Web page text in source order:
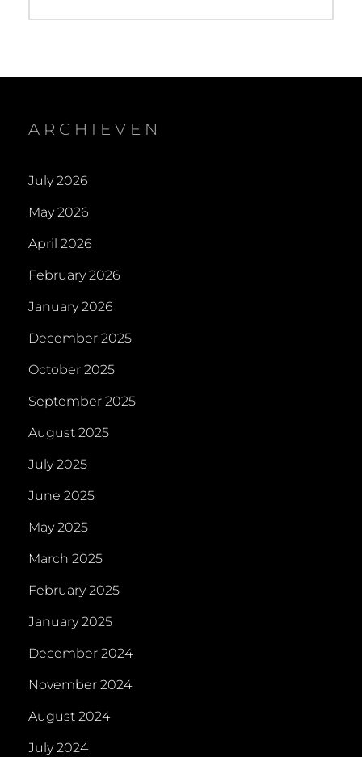
ARCHIEVEN
July 2026
May 2026
April 2026
February 2026
January 2026
December 2025
October 2025
September 2025
August 2025
July 2025
June 2025
May 2025
March 2025
February 2025
January 2025
December 2024
November 2024
August 2024
July 2024